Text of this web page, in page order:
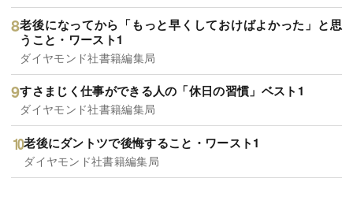
老後になってから「もっと早くしておけばよかった」と思
うこと・ワースト1
ダイヤモンド社書籍編集局
すさまじく仕事ができる人の「休日の習慣」ベスト1
ダイヤモンド社書籍編集局
老後にダントツで後悔すること・ワースト1
ダイヤモンド社書籍編集局